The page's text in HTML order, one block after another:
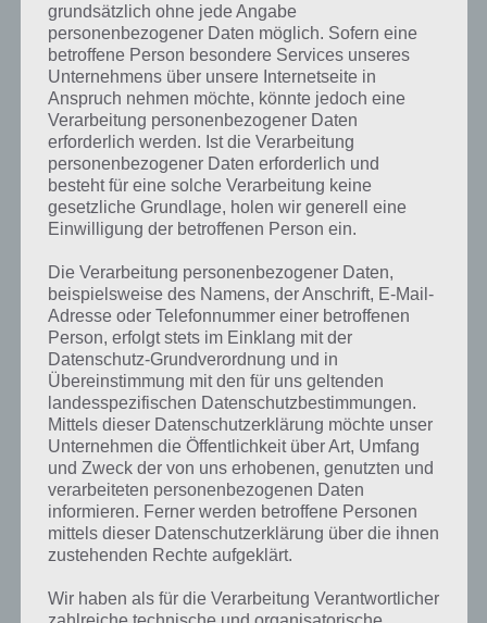
APPS
RAYMAN ADVENTURES: VORSCHAU
AUF DAS JUMP&RUN SPIEL FÜR
ANDROID, IPHONE UND IPAD
PAUL STELZER - 02. OKTOBER 2015
[caption id="attachment_22795" align="alignright"
width="150"] Rayman Adventures von
Ubisoft[/caption] In Kürze wird die Spiele App Rayman
Adventures auch in Deutschland für Android, iPhone
und iPad erscheinen. Hierbei handelt…
grundsätzlich ohne jede Angabe
personenbezogener Daten möglich. Sofern eine
betroffene Person besondere Services unseres
Unternehmens über unsere Internetseite in
Anspruch nehmen möchte, könnte jedoch eine
Verarbeitung personenbezogener Daten
erforderlich werden. Ist die Verarbeitung
personenbezogener Daten erforderlich und
besteht für eine solche Verarbeitung keine
gesetzliche Grundlage, holen wir generell eine
Einwilligung der betroffenen Person ein.
Die Verarbeitung personenbezogener Daten,
beispielsweise des Namens, der Anschrift, E-Mail-
Adresse oder Telefonnummer einer betroffenen
Person, erfolgt stets im Einklang mit der
Datenschutz-Grundverordnung und in
Übereinstimmung mit den für uns geltenden
landesspezifischen Datenschutzbestimmungen.
Mittels dieser Datenschutzerklärung möchte unser
Unternehmen die Öffentlichkeit über Art, Umfang
und Zweck der von uns erhobenen, genutzten und
verarbeiteten personenbezogenen Daten
informieren. Ferner werden betroffene Personen
mittels dieser Datenschutzerklärung über die ihnen
zustehenden Rechte aufgeklärt.
Wir haben als für die Verarbeitung Verantwortlicher